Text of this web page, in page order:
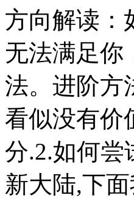
方向解读：
无法满足你
法。进阶方
看似没有价
分.2.如何尝
新大陆,下